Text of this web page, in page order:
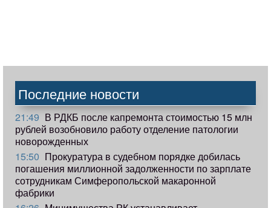
Последние новости
21:49 В РДКБ после капремонта стоимостью 15 млн
рублей возобновило работу отделение патологии
новорожденных
15:50 Прокуратура в судебном порядке добилась
погашения миллионной задолженности по зарплате
сотрудникам Симферопольской макаронной
фабрики